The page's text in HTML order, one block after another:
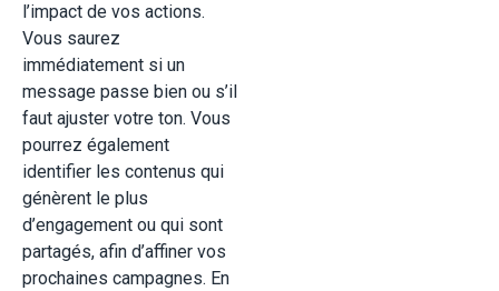
l’impact de vos actions.
Vous saurez
immédiatement si un
message passe bien ou s’il
faut ajuster votre ton. Vous
pourrez également
identifier les contenus qui
génèrent le plus
d’engagement ou qui sont
partagés, afin d’affiner vos
prochaines campagnes. En